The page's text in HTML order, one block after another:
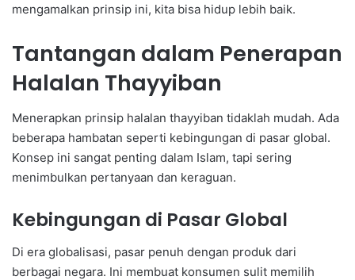
mengamalkan prinsip ini, kita bisa hidup lebih baik.
Tantangan dalam Penerapan
Halalan Thayyiban
Menerapkan prinsip halalan thayyiban tidaklah mudah. Ada
beberapa hambatan seperti kebingungan di pasar global.
Konsep ini sangat penting dalam Islam, tapi sering
menimbulkan pertanyaan dan keraguan.
Kebingungan di Pasar Global
Di era globalisasi, pasar penuh dengan produk dari
berbagai negara. Ini membuat konsumen sulit memilih